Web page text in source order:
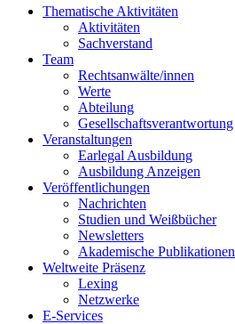
Thematische Aktivitäten
Aktivitäten
Sachverstand
Team
Rechtsanwälte/innen
Werte
Abteilung
Gesellschaftsverantwortung
Veranstaltungen
Earlegal Ausbildung
Ausbildung Anzeigen
Veröffentlichungen
Nachrichten
Studien und Weißbücher
Newsletters
Akademische Publikationen
Weltweite Präsenz
Lexing
Netzwerke
E-Services